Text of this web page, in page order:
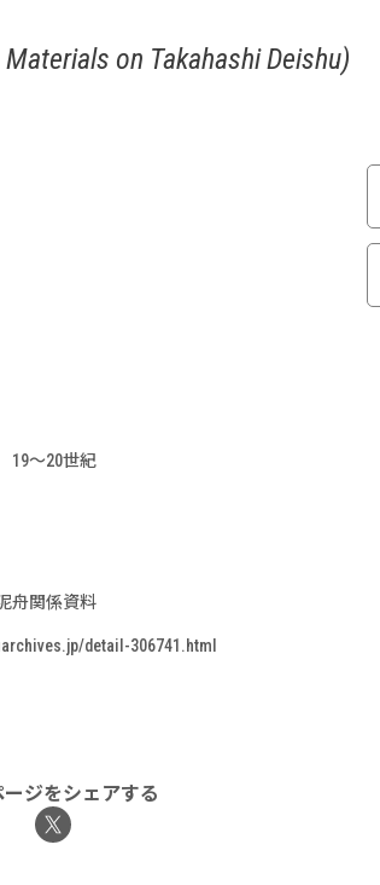
on Takahashi Deishu)
19～20世紀
舟関係資料
detail-306741.html
ージをシェアする